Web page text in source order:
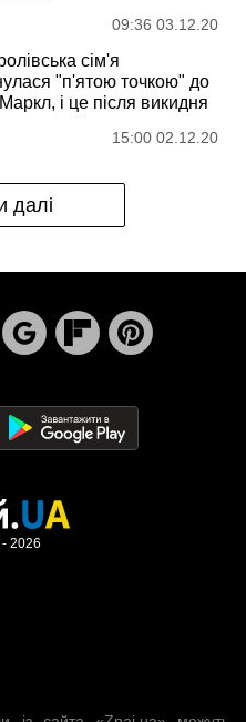
09:36 03.12.20
сім'я
"п'ятою точкою" до
і це після викидня
15:00 02.12.20
далі
2026